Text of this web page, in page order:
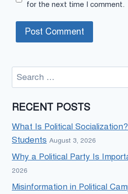
for the next time I comment.
Search
for:
RECENT POSTS
What Is Political
Students August 3, 2026
Why a Political Party Is
2026
Misinformation in Political